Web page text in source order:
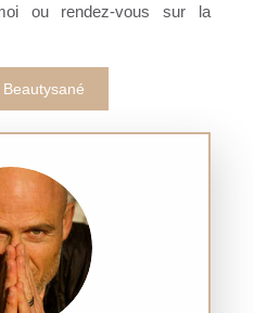
ou rendez-vous sur la